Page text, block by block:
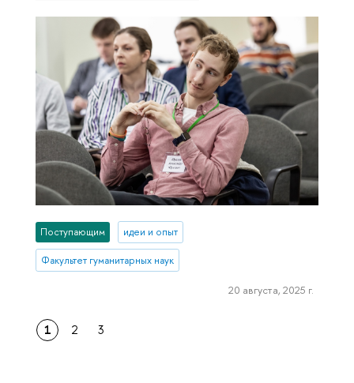
Поступающим идеи и опыт
Факультет гуманитарных наук
20 августа, 2025 г.
1 2 3